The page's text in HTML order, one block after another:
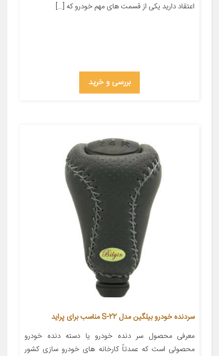
اعتقاد دارید یکی از قسمت های مهم خودرو که […]
بررسی و خرید
سردنده خودرو بیلگین مدل S-22 مناسب برای پراید
معرفی محصول سر دنده خودرو یا دسته دنده خودرو
محصولی است که عمدتاً کارخانه های خودرو سازی کشور